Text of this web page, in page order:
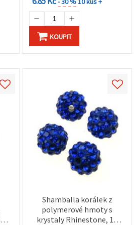
KOUPIT
Shamballa korálek z
polymerové hmoty s
krystaly Rhinestone, 10